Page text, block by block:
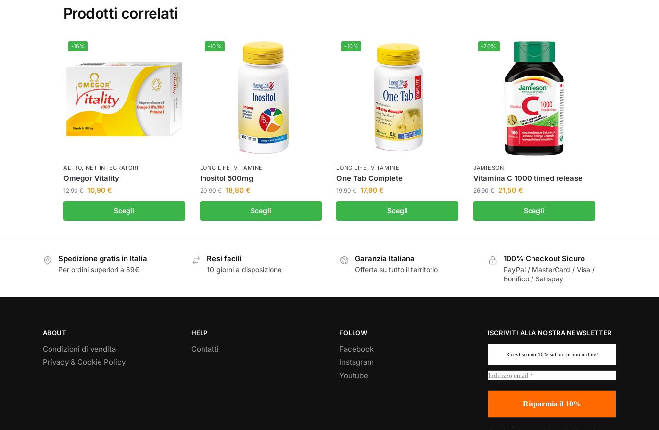
Prodotti correlati
-16%
ALTRO, NET INTEGRATORI
Omegor Vitality
12,90€ 10,90 €
Scegli
-10%
LONG LIFE ,VITAMINE
Inositol 500mg
20,90€ 18,80 €
Scegli
-10%
LONG LIFE ,VITAMINE
One Tab Complete
19,90€ 17,90€
Scegli
-20%
JAMIESON
Vitamina C 1000 timed release
26,90€ 21,50€
Scegli
Spedizione gratis in Italia
Per ordini superiori a 69€
Resi facili
10 giorni a disposizione
Garanzia Italiana
Offerta su tutto il territorio
100% Checkout Sicuro
PayPal / MasterCard / Visa /
Bonifico / Satispay
ABOUT
Condizioni di vendita
Privacy & Cookie Policy
HELP
Contatti
FOLLOW
Facebook
Instagram
Youtube
ISCRIVITI ALLA NOSTRA NEWSLETTER
Ricevi sconto 10% sul tuo primo ordine!